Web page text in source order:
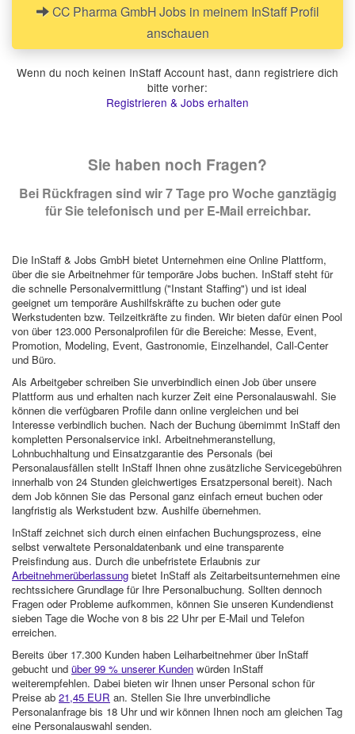
CC Pharma GmbH Jobs in meinem InStaff Profil
anschauen
Wenn du noch keinen InStaff Account hast, dann registriere dich
bitte vorher:
Registrieren & Jobs erhalten
Sie haben noch Fragen?
Bei Rückfragen sind wir 7 Tage pro Woche ganztägig
für Sie telefonisch und per E-Mail erreichbar.
Die InStaff & Jobs GmbH bietet Unternehmen eine Online Plattform,
über die sie Arbeitnehmer für temporäre Jobs buchen. InStaff steht für
die schnelle Personalvermittlung ("Instant Staffing") und ist ideal
geeignet um temporäre Aushilfskräfte zu buchen oder gute
Werkstudenten bzw. Teilzeitkräfte zu finden. Wir bieten dafür einen Pool
von über 123.000 Personalprofilen für die Bereiche: Messe, Event,
Promotion, Modeling, Event, Gastronomie, Einzelhandel, Call-Center
und Büro.
Als Arbeitgeber schreiben Sie unverbindlich einen Job über unsere
Plattform aus und erhalten nach kurzer Zeit eine Personalauswahl. Sie
können die verfügbaren Profile dann online vergleichen und bei
Interesse verbindlich buchen. Nach der Buchung übernimmt InStaff den
kompletten Personalservice inkl. Arbeitnehmeranstellung,
Lohnbuchhaltung und Einsatzgarantie des Personals (bei
Personalausfällen stellt InStaff Ihnen ohne zusätzliche Servicegebühren
innerhalb von 24 Stunden gleichwertiges Ersatzpersonal bereit). Nach
dem Job können Sie das Personal ganz einfach erneut buchen oder
langfristig als Werkstudent bzw. Aushilfe übernehmen.
InStaff zeichnet sich durch einen einfachen Buchungsprozess, eine
selbst verwaltete Personaldatenbank und eine transparente
Preisfindung aus. Durch die unbefristete Erlaubnis zur
Arbeitnehmerüberlassung bietet InStaff als Zeitarbeitsunternehmen eine
rechtssichere Grundlage für Ihre Personalbuchung. Sollten dennoch
Fragen oder Probleme aufkommen, können Sie unseren Kundendienst
sieben Tage die Woche von 8 bis 22 Uhr per E-Mail und Telefon
erreichen.
Bereits über 17.300 Kunden haben Leiharbeitnehmer über InStaff
gebucht und über 99 % unserer Kunden würden InStaff
weiterempfehlen. Dabei bieten wir Ihnen unser Personal schon für
Preise ab 21,45 EUR an. Stellen Sie Ihre unverbindliche
Personalanfrage bis 18 Uhr und wir können Ihnen noch am gleichen Tag
eine Personalauswahl senden.